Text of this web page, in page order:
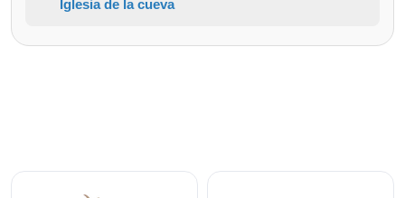
Iglesia de la cueva